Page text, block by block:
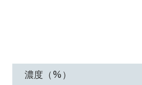
濃度（%）